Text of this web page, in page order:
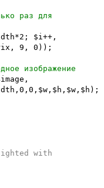
раз для
$i++,
9, 0));
изображение
with